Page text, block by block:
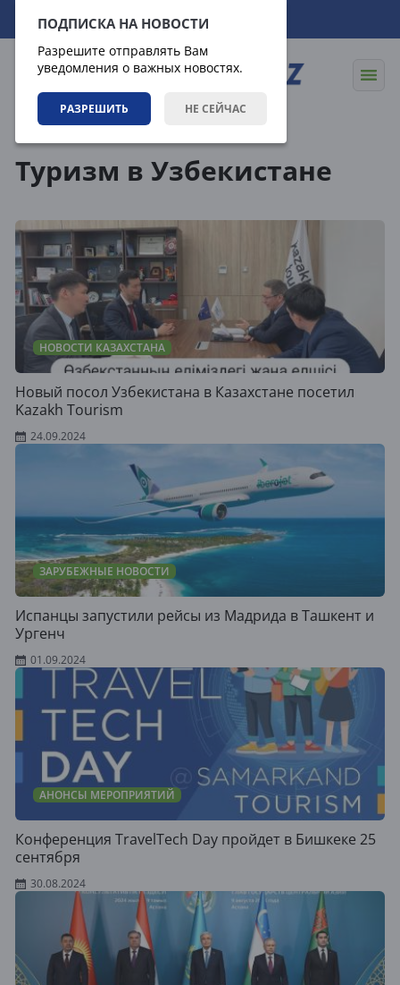
ПОДПИСКА НА НОВОСТИ
Разрешите отправлять Вам
уведомления о важных новостях.
РАЗРЕШИТЬ НЕ СЕЙЧАС
10.08.2026 12:28:50
Туризм в Узбекистане
НОВОСТИ КАЗАХСТАНА
Новый посол Узбекистана в Казахстане посетил
Kazakh Tourism
24.09.2024
ЗАРУБЕЖНЫЕ НОВОСТИ
Испанцы запустили рейсы из Мадрида в Ташкент и
Ургенч
01.09.2024
АНОНСЫ МЕРОПРИЯТИЙ
Конференция TravelTech Day пройдет в Бишкеке 25
сентября
30.08.2024